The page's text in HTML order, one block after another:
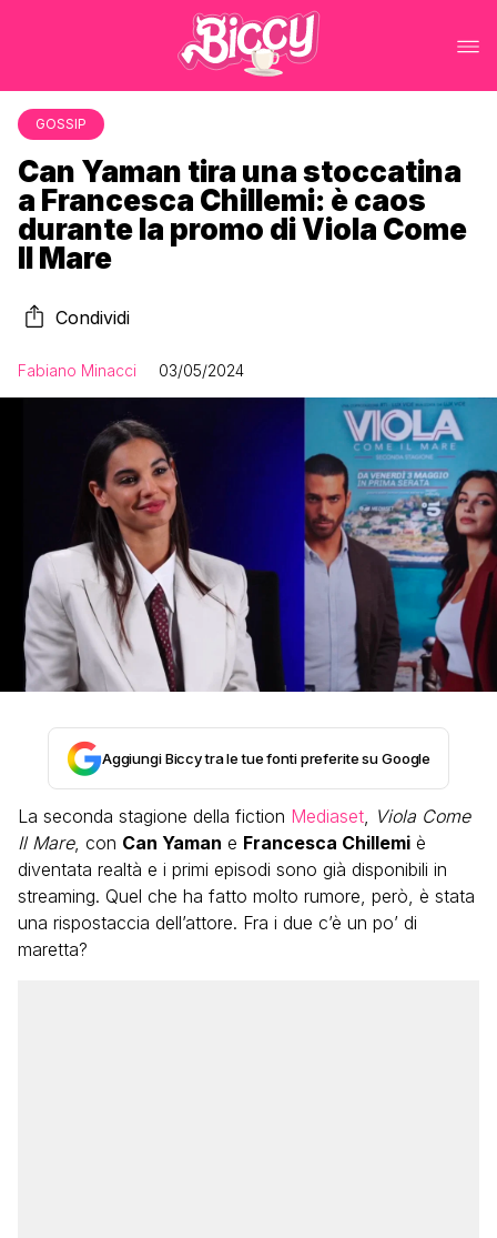
GOSSIP
Can Yaman tira una stoccatina
a Francesca Chillemi: è caos
durante la promo di Viola Come
Il Mare
Condividi
Fabiano Minacci 03/05/2024
Aggiungi Biccy tra le tue fonti preferite su Google
La seconda stagione della fiction Mediaset, Viola Come
Il Mare, con Can Yaman e Francesca Chillemi è
diventata realtà e i primi episodi sono già disponibili in
streaming. Quel che ha fatto molto rumore, però, è stata
una rispostaccia dell’attore. Fra i due c’è un po’ di
maretta?